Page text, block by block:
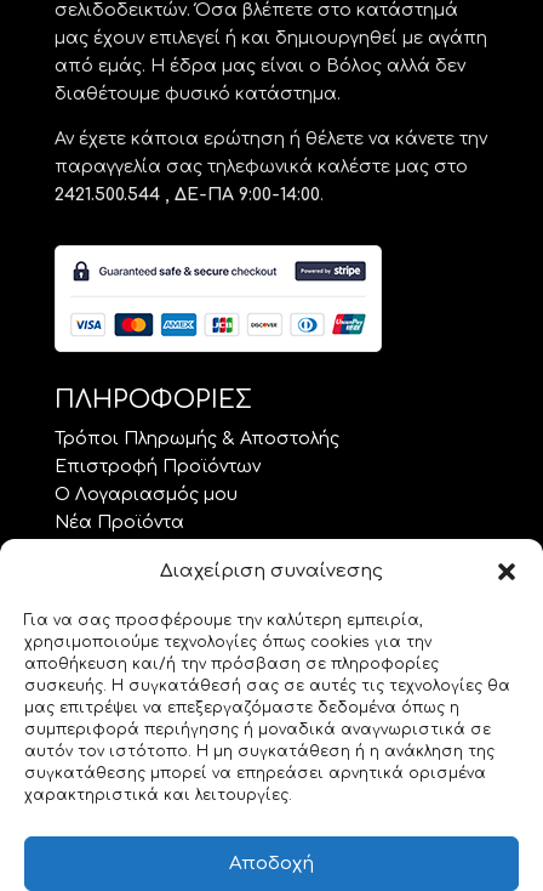
Διαχείριση συναίνεσης
Για να σας προσφέρουμε την καλύτερη εμπειρία,
χρησιμοποιούμε τεχνολογίες όπως cookies για την
αποθήκευση και/ή την πρόσβαση σε πληροφορίες
συσκευής. Η συγκατάθεσή σας σε αυτές τις τεχνολογίες θα
μας επιτρέψει να επεξεργαζόμαστε δεδομένα όπως η
συμπεριφορά περιήγησης ή μοναδικά αναγνωριστικά σε
αυτόν τον ιστότοπο. Η μη συγκατάθεση ή η ανάκληση της
συγκατάθεσης μπορεί να επηρεάσει αρνητικά ορισμένα
χαρακτηριστικά και λειτουργίες.
Αποδοχή
σελιδοδεικτών. Όσα βλέπετε στο κατάστημά
μας έχουν επιλεγεί ή και δημιουργηθεί με αγάπη
από εμάς. Η έδρα μας είναι ο Βόλος αλλά δεν
διαθέτουμε φυσικό κατάστημα.
Αν έχετε κάποια ερώτηση ή θέλετε να κάνετε την
παραγγελία σας τηλεφωνικά καλέστε μας στο
2421.500.544 , ΔΕ-ΠΑ 9:00-14:00.
ΠΛΗΡΟΦΟΡΙΕΣ
Τρόποι Πληρωμής & Αποστολής
Επιστροφή Προϊόντων
Ο Λογαριασμός μου
Νέα Προϊόντα
Όροι Χρήσης – GDPR
ΘΕΜΑΤΑ.. ΤΕΧΝΗΣ
Custom Made
Gemstones
Morse Code
Origami